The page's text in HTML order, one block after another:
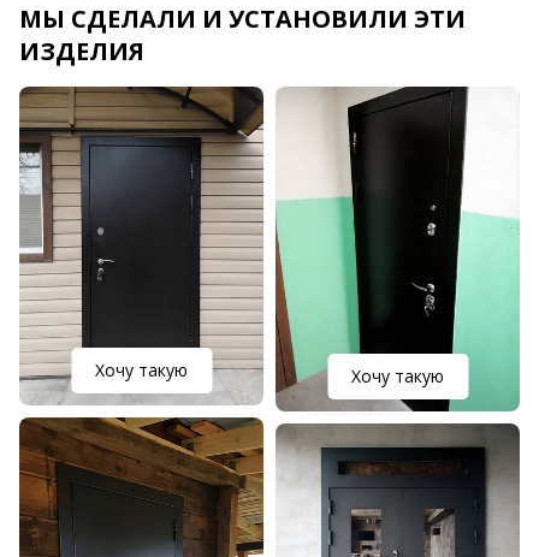
МЫ СДЕЛАЛИ И УСТАНОВИЛИ ЭТИ
ИЗДЕЛИЯ
Хочу такую Хочу такую